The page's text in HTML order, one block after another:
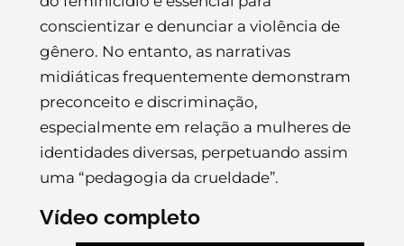
conscientizar e denunciar a violência de
gênero. No entanto, as narrativas
midiáticas frequentemente demonstram
preconceito e discriminação,
especialmente em relação a mulheres de
identidades diversas, perpetuando assim
uma “pedagogia da crueldade”.
Vídeo completo